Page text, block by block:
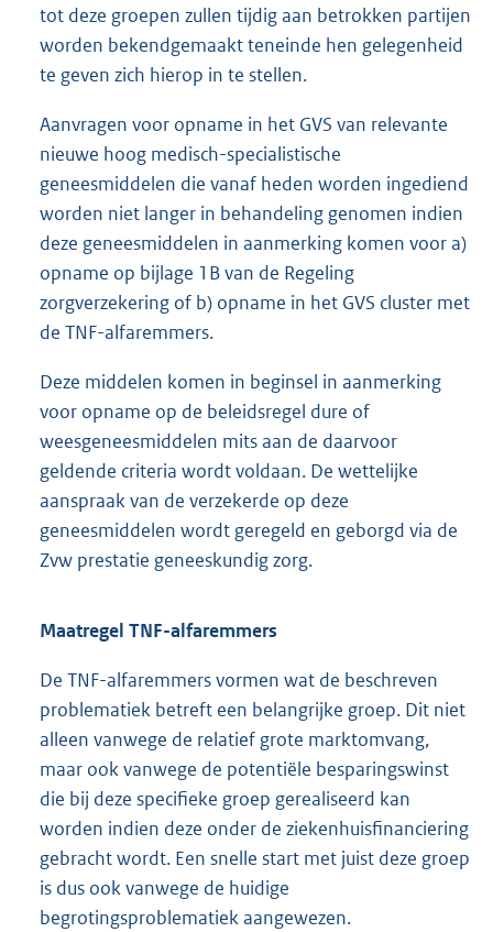
tot deze groepen zullen tijdig aan betrokken partijen
worden bekendgemaakt teneinde hen gelegenheid
te geven zich hierop in te stellen.
Aanvragen voor opname in het GVS van relevante
nieuwe hoog medisch-specialistische
geneesmiddelen die vanaf heden worden ingediend
worden niet langer in behandeling genomen indien
deze geneesmiddelen in aanmerking komen voor a)
opname op bijlage 1B van de Regeling
zorgverzekering of b) opname in het GVS cluster met
de TNF-alfaremmers.
Deze middelen komen in beginsel in aanmerking
voor opname op de beleidsregel dure of
weesgeneesmiddelen mits aan de daarvoor
geldende criteria wordt voldaan. De wettelijke
aanspraak van de verzekerde op deze
geneesmiddelen wordt geregeld en geborgd via de
Zvw prestatie geneeskundig zorg.
Maatregel TNF-alfaremmers
De TNF-alfaremmers vormen wat de beschreven
problematiek betreft een belangrijke groep. Dit niet
alleen vanwege de relatief grote marktomvang,
maar ook vanwege de potentiële besparingswinst
die bij deze specifieke groep gerealiseerd kan
worden indien deze onder de ziekenhuisfinanciering
gebracht wordt. Een snelle start met juist deze groep
is dus ook vanwege de huidige
begrotingsproblematiek aangewezen.